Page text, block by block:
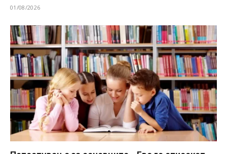
01/08/2026